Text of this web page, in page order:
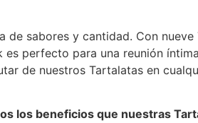
sabores y cantidad. Con
perfecto para una reunión
de nuestros Tartalatas en
los beneficios que nuestras